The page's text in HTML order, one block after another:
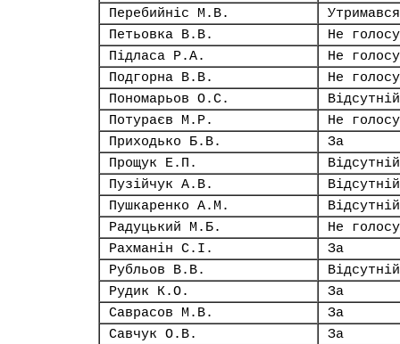
Перебийніс М.В.
Утримався
Петьовка В.В.
Не
Підласа Р.А.
Не
Подгорна В.В.
Не
Пономарьов О.С.
Відсутній
Потураєв М.Р.
Не
Приходько Б.В.
За
Прощук Е.П.
Відсутній
Пузійчук А.В.
Відсутній
Пушкаренко А.М.
Відсутній
Радуцький М.Б.
Не
Рахманін С.І.
За
Рубльов В.В.
Відсутній
Рудик К.О.
За
Саврасов М.В.
За
Савчук О.В.
За